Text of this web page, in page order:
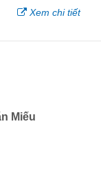
Xem chi tiết
Miếu